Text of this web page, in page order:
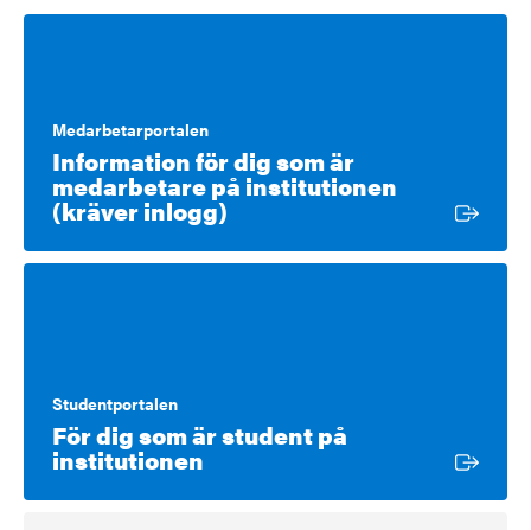
Medarbetarportalen
Information för dig som är
medarbetare på institutionen
(kräver inlogg)
Studentportalen
För dig som är student på
institutionen Extern länk